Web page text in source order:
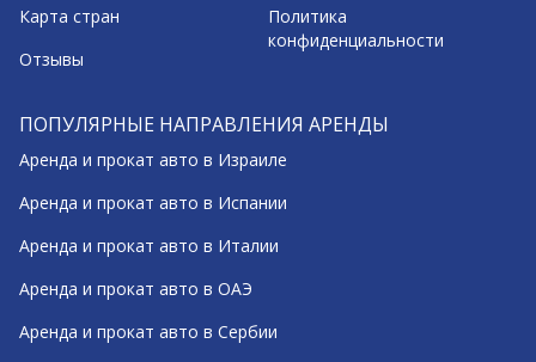
Карта стран
Отзывы
Политика
конфиденциальности
ПОПУЛЯРНЫЕ НАПРАВЛЕНИЯ АРЕНДЫ
Аренда и прокат авто в Израиле
Аренда и прокат авто в Испании
Аренда и прокат авто в Италии
Аренда и прокат авто в ОАЭ
Аренда и прокат авто в Сербии